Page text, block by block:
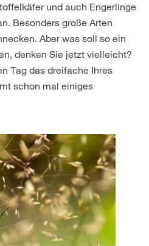
und auch Engerlinge
Besonders große Arten
Aber was soll so ein
denken Sie jetzt vielleicht?
Tag das dreifache Ihres
schon mal einiges